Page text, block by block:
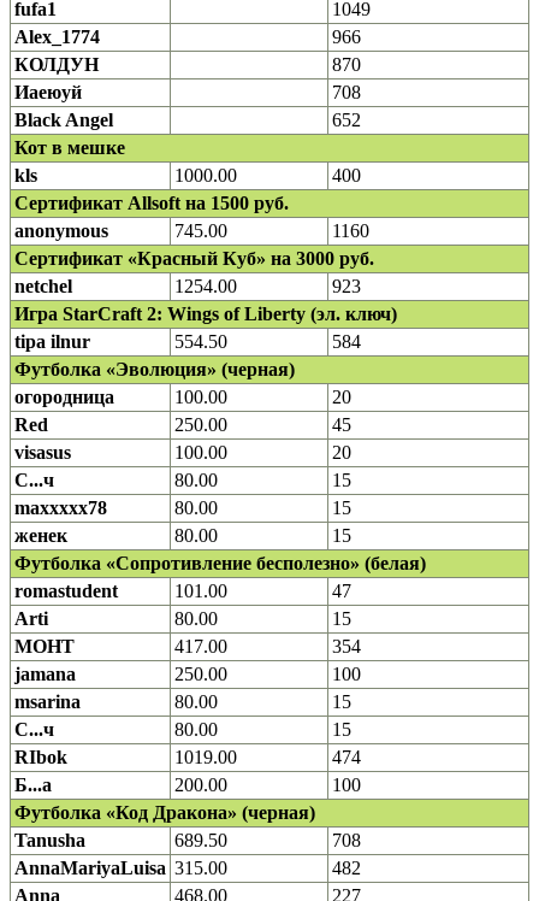
fufa1
1049
Alex_1774
966
КОЛДУН
870
Иаеюуй
708
Black Angel
652
Кот в мешке
kls
1000.00
400
Сертификат Allsoft на 1500 руб.
anonymous
745.00
1160
Сертификат «Красный Куб» на 3000 руб.
netchel
1254.00
923
Игра StarCraft 2: Wings of Liberty (эл. ключ)
tipa ilnur
554.50
584
Футболка «Эволюция» (черная)
огородница
100.00
20
Red
250.00
45
visasus
100.00
20
С...ч
80.00
15
maxxxxx78
80.00
15
женек
80.00
15
Футболка «Сопротивление бесполезно» (белая)
romastudent
101.00
47
Arti
80.00
15
MOHT
417.00
354
jamana
250.00
100
msarina
80.00
15
С...ч
80.00
15
RIbok
1019.00
474
Б...а
200.00
100
Футболка «Код Дракона» (черная)
Tanusha
689.50
708
AnnaMariyaLuisa 315.00
482
Anna
468.00
227